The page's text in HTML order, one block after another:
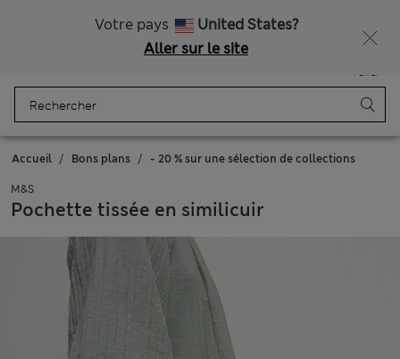
Votre pays
United States?
Aller sur le site
Panier
Accueil Bons plans - 20 % sur une sélection de collections
M&S
Pochette tissée en similicuir